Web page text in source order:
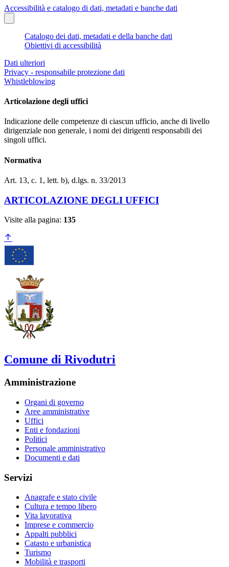
Accessibilità e catalogo di dati, metadati e banche dati
Catalogo dei dati, metadati e della banche dati
Obiettivi di accessibilità
Dati ulteriori
Privacy - responsabile protezione dati
Whistleblowing
Articolazione degli uffici
Indicazione delle competenze di ciascun ufficio, anche di livello
dirigenziale non generale, i nomi dei dirigenti responsabili dei
singoli uffici.
Normativa
Art. 13, c. 1, lett. b), d.lgs. n. 33/2013
ARTICOLAZIONE DEGLI UFFICI
Visite alla pagina: 135
Comune di Rivodutri
Amministrazione
Organi di governo
Aree amministrative
Uffici
Enti e fondazioni
Politici
Personale amministrativo
Documenti e dati
Servizi
Anagrafe e stato civile
Cultura e tempo libero
Vita lavorativa
Imprese e commercio
Appalti pubblici
Catasto e urbanistica
Turismo
Mobilità e trasporti